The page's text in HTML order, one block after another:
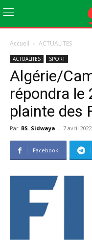
Accueil ACTUALITES
ACTUALITES SPORT
Algérie/
répondra le
plainte des
Par BS. Sidwaya - 7 avril 2022
Facebook